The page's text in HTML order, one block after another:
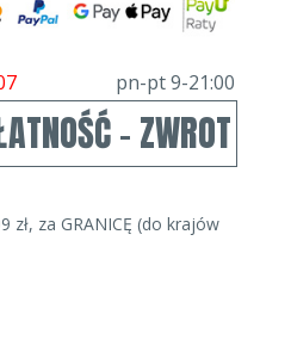
pn-pt 9-21:00
- ZWROT
zł, za GRANICĘ (do krajów